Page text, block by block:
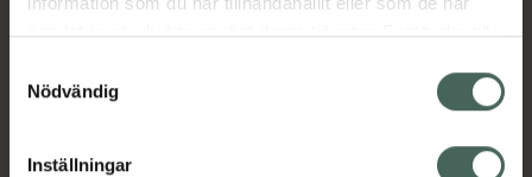
samlat in när du har använt deras tjänster. Samtycke till
återkalla ditt samtycke via webbplatsens
cookieinställningar. Ett återkallat samtycke påverkar inte
lagligheten av behandling som skett innan återkallelsen.
Nödvändig
Inställningar
återvunna och handplockade ingredienser